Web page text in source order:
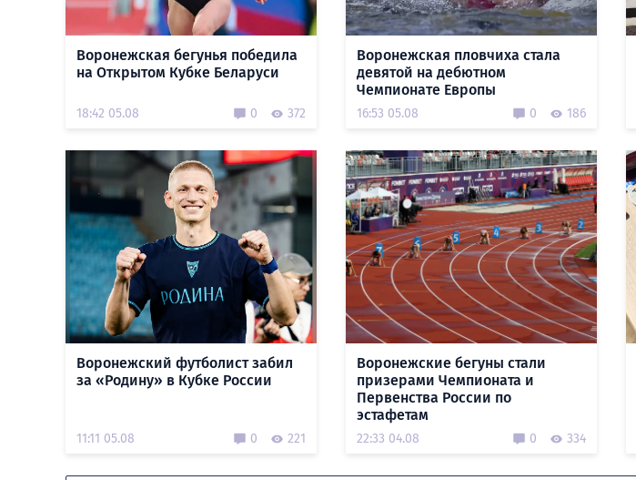
Воронежская бегунья победила
на Открытом Кубке Беларуси
18:42 05.08 0 372
Воронежская пловчиха стала
девятой на дебютном
Чемпионате Европы
16:53 05.08 0 186
Воронежский футболист забил
за «Родину» в Кубке России
11:11 05.08 0 221
Воронежские бегуны стали
призерами Чемпионата и
Первенства России по
эстафетам
22:33 04.08 0 334